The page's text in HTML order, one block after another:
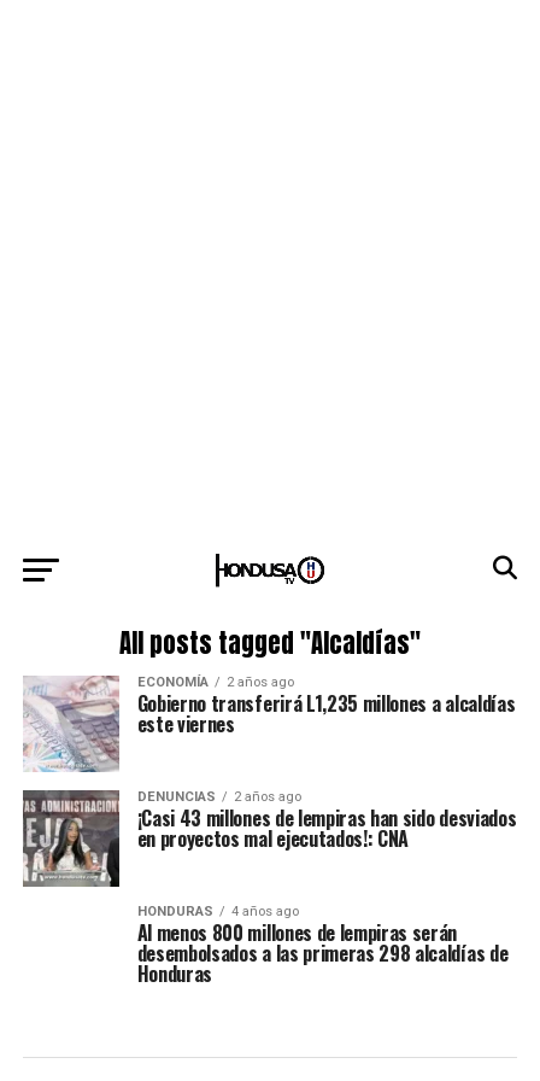
All posts tagged "Alcaldías"
ECONOMÍA 2 años ago
Gobierno transferirá L1,235 millones a alcaldías
este viernes
DENUNCIAS 2 años ago
¡Casi 43 millones de lempiras han sido desviados
en proyectos mal ejecutados!: CNA
HONDURAS 4 años ago
Al menos 800 millones de lempiras serán
desembolsados a las primeras 298 alcaldías de
Honduras